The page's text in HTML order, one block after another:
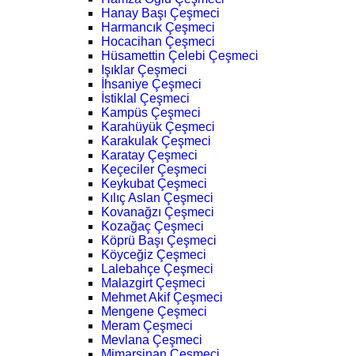
Hanay Başı Çeşmeci
Harmancık Çeşmeci
Hocacihan Çeşmeci
Hüsamettin Çelebi Çeşmeci
Işıklar Çeşmeci
İhsaniye Çeşmeci
İstiklal Çeşmeci
Kampüs Çeşmeci
Karahüyük Çeşmeci
Karakulak Çeşmeci
Karatay Çeşmeci
Keçeciler Çeşmeci
Keykubat Çeşmeci
Kılıç Aslan Çeşmeci
Kovanağzı Çeşmeci
Kozağaç Çeşmeci
Köprü Başı Çeşmeci
Köyceğiz Çeşmeci
Lalebahçe Çeşmeci
Malazgirt Çeşmeci
Mehmet Akif Çeşmeci
Mengene Çeşmeci
Meram Çeşmeci
Mevlana Çeşmeci